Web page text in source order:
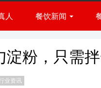
人
餐饮新闻
行业资讯
淀粉，只需
业资讯